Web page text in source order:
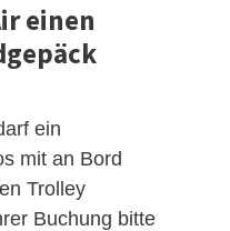
einen
ein
mit an Bord
Trolley
Buchung bitte